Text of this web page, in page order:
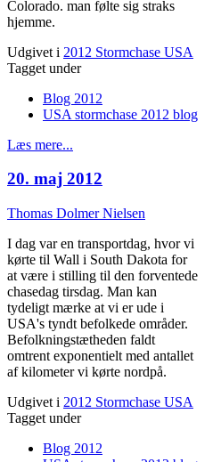
Colorado. man følte sig straks
hjemme.
Udgivet i 2012 Stormchase USA
Tagget under
Blog 2012
USA stormchase 2012 blog
Læs mere...
20. maj 2012
Thomas Dolmer Nielsen
I dag var en transportdag, hvor vi
kørte til Wall i South Dakota for
at være i stilling til den forventede
chasedag tirsdag. Man kan
tydeligt mærke at vi er ude i
USA's tyndt befolkede områder.
Befolkningstætheden faldt
omtrent exponentielt med antallet
af kilometer vi kørte nordpå.
Udgivet i 2012 Stormchase USA
Tagget under
Blog 2012